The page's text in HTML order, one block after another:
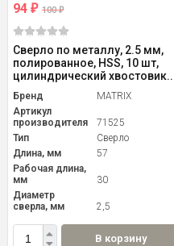
94 ₽ 100₽
Сверло по металлу, 2.5 мм,
полированное, HSS, 10 шт,
цилиндрический
Бренд
MATRIX
Артикул
производителя
71525
Тип
Сверло
Длина, мм
57
Рабочая длина,
мм
30
Диаметр
сверла, мм
2,5
В корзину